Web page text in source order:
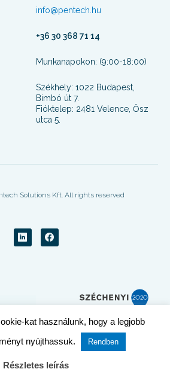
info@pentech.hu
+36 30 368 71 14
Munkanapokon: (9:00-18:00)
Székhely: 1022 Budapest,
Bimbó út 7.
Fióktelep: 2481 Velence, Ősz
utca 5.
Solutions Kft. All rights reserved
kat használunk, hogy a legjobb
nyújthassuk.
Rendben
Részletes leírás